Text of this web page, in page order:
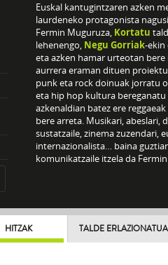
Euskal kantugintzaren azken
laurdeneko protagonista
Fermin Muguruza, Kortatu
lehenengo, Negu Gorriak-ekin
eta azken hamar urteotan bere
aurrera eraman dituen
punk eta rock doinuak jorratu
eta hip hop kultura bereganatu
azkenaldian batez ere
bere arreta. Musikari, abeslari,
sustatzaile, zinema zuzendari,
internazionalista… baina
komunikatzaile itzela da
HITZAK TALDE